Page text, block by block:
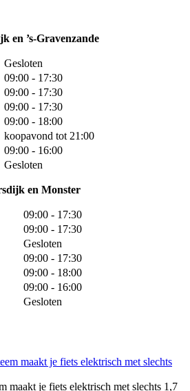
en ’s-Gravenzande
Gesloten
09:00 - 17:30
09:00 - 17:30
09:00 - 17:30
09:00 - 18:00
koopavond tot 21:00
09:00 - 16:00
Gesloten
en Monster
09:00 - 17:30
09:00 - 17:30
Gesloten
09:00 - 17:30
09:00 - 18:00
09:00 - 16:00
Gesloten
maakt je fiets elektrisch met slechts 1,7